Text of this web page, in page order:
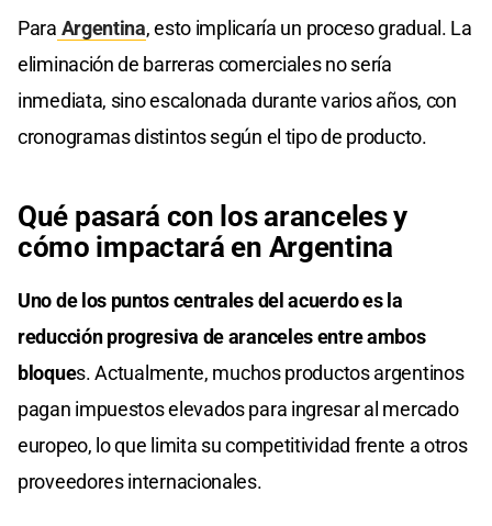
Para Argentina, esto implicaría un proceso gradual. La
eliminación de barreras comerciales no sería
inmediata, sino escalonada durante varios años, con
cronogramas distintos según el tipo de producto.
Qué pasará con los aranceles y
cómo impactará en Argentina
Uno de los puntos centrales del acuerdo es la
reducción progresiva de aranceles entre ambos
bloques. Actualmente, muchos productos argentinos
pagan impuestos elevados para ingresar al mercado
europeo, lo que limita su competitividad frente a otros
proveedores internacionales.